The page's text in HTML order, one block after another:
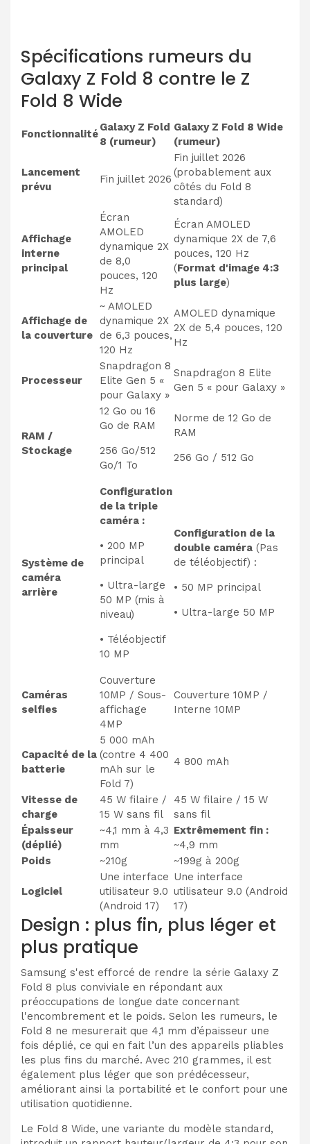
Spécifications rumeurs du
Galaxy Z Fold 8 contre le Z
Fold 8 Wide
Fonctionnalité
Galaxy Z Fold
8 (rumeur)
Galaxy Z Fold 8 Wide
(rumeur)
Lancement
prévu
Fin juillet 2026
Fin juillet 2026
(probablement aux
côtés du Fold 8
standard)
Affichage
interne
principal
Écran
AMOLED
dynamique 2X
de 8,0
pouces, 120
Hz
Écran AMOLED
dynamique 2X de 7,6
pouces, 120 Hz
(Format d'image 4:3
plus large)
Affichage de
la couverture
~ AMOLED
dynamique 2X
de 6,3 pouces,
120 Hz
AMOLED dynamique
2X de 5,4 pouces, 120
Hz
Processeur
Snapdragon 8
Elite Gen 5 «
pour Galaxy »
Snapdragon 8 Elite
Gen 5 « pour Galaxy »
RAM /
Stockage
12 Go ou 16
Go de RAM
256 Go/512
Go/1 To
Norme de 12 Go de
RAM
256 Go / 512 Go
Système de
caméra
arrière
Configuration
de la triple
caméra :
• 200 MP
principal
• Ultra-large
50 MP (mis à
niveau)
• Téléobjectif
10 MP
Configuration de la
double caméra (Pas
de téléobjectif) :
• 50 MP principal
• Ultra-large 50 MP
Caméras
selfies
Couverture
10MP / Sous-
affichage
4MP
Couverture 10MP /
Interne 10MP
Capacité de la
batterie
5 000 mAh
(contre 4 400
mAh sur le
Fold 7)
4 800 mAh
Vitesse de
charge
45 W filaire /
15 W sans fil
45 W filaire / 15 W
sans fil
Épaisseur
(déplié)
~4,1 mm à 4,3
mm
Extrêmement fin :
~4,9 mm
Poids
~210g ~199g à 200g
Logiciel
Une interface
utilisateur 9.0
(Android 17)
Une interface
utilisateur 9.0 (Android
17)
Design : plus fin, plus léger et
plus pratique
Samsung s'est efforcé de rendre la série Galaxy Z
Fold 8 plus conviviale en répondant aux
préoccupations de longue date concernant
l'encombrement et le poids. Selon les rumeurs, le
Fold 8 ne mesurerait que 4,1 mm d’épaisseur une
fois déplié, ce qui en fait l’un des appareils pliables
les plus fins du marché. Avec 210 grammes, il est
également plus léger que son prédécesseur,
améliorant ainsi la portabilité et le confort pour une
utilisation quotidienne.
Le Fold 8 Wide, une variante du modèle standard,